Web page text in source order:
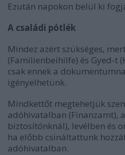
Ezután napokon belül ki
A családi pótlék
Mindez azért szükséges,
(Familienbeihilfe) és Gyed-t
csak ennek a
igényelhetünk.
Mindkettőt megtehetjük
adóhivatalban (Finanzamt),
biztosítónknál), levélben és
ha előbb csináltattunk
adóhivatalban.